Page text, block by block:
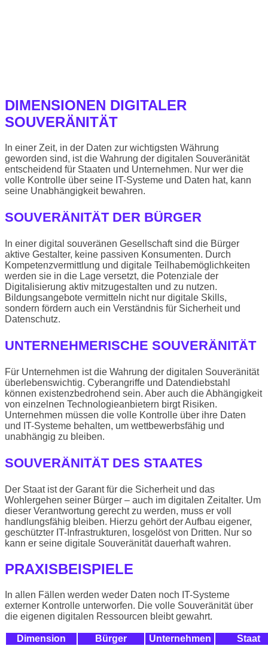
DIMENSIONEN DIGITALER
SOUVERÄNITÄT
In einer Zeit, in der Daten zur wichtigsten Währung
geworden sind, ist die Wahrung der digitalen Souveränität
entscheidend für Staaten und Unternehmen. Nur wer die
volle Kontrolle über seine IT-Systeme und Daten hat, kann
seine Unabhängigkeit bewahren.
SOUVERÄNITÄT DER BÜRGER
In einer digital souveränen Gesellschaft sind die Bürger
aktive Gestalter, keine passiven Konsumenten. Durch
Kompetenzvermittlung und digitale Teilhabemöglichkeiten
werden sie in die Lage versetzt, die Potenziale der
Digitalisierung aktiv mitzugestalten und zu nutzen.
Bildungsangebote vermitteln nicht nur digitale Skills,
sondern fördern auch ein Verständnis für Sicherheit und
Datenschutz.
UNTERNEHMERISCHE SOUVERÄNITÄT
Für Unternehmen ist die Wahrung der digitalen Souveränität
überlebenswichtig. Cyberangriffe und Datendiebstahl
können existenzbedrohend sein. Aber auch die Abhängigkeit
von einzelnen Technologieanbietern birgt Risiken.
Unternehmen müssen die volle Kontrolle über ihre Daten
und IT-Systeme behalten, um wettbewerbsfähig und
unabhängig zu bleiben.
SOUVERÄNITÄT DES STAATES
Der Staat ist der Garant für die Sicherheit und das
Wohlergehen seiner Bürger – auch im digitalen Zeitalter. Um
dieser Verantwortung gerecht zu werden, muss er voll
handlungsfähig bleiben. Hierzu gehört der Aufbau eigener,
geschützter IT-Infrastrukturen, losgelöst von Dritten. Nur so
kann er seine digitale Souveränität dauerhaft wahren.
PRAXISBEISPIELE
In allen Fällen werden weder Daten noch IT-Systeme
externer Kontrolle unterworfen. Die volle Souveränität über
die eigenen digitalen Ressourcen bleibt gewahrt.
Dimension Bürger Unternehmen Staat